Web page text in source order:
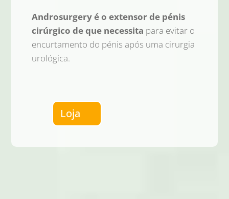
Androsurgery é o extensor de pénis
cirúrgico de que necessita para evitar o
encurtamento do pénis após uma cirurgia
urológica.
Loja